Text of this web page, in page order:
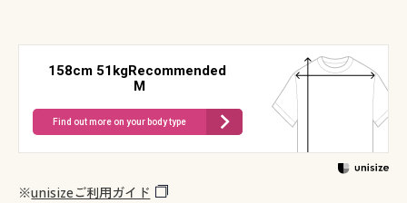
158cm 51kgRecommended
M
Find out more on your body type
※unisizeご利用ガイド